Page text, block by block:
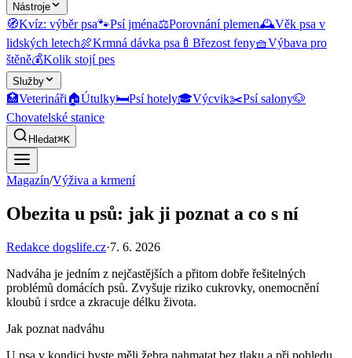
Nástroje
🧭Kvíz: výběr psa🐾Psí jména⚖️Porovnání plemen🕰️Věk psa v
lidských letech🍖Krmná dávka psa 🍼 Březost feny🧺Výbava pro
štěně💰Kolik stojí pes
Služby
🏥Veterináři🏠Útulky🛏️Psí hotely🎓Výcvik✂️Psí salony🐶
Chovatelské stanice
Hledat⌘K
Magazín/Výživa a krmení
Obezita u psů: jak ji poznat a co s ní
Redakce dogslife.cz·7. 6. 2026
Nadváha je jedním z nejčastějších a přitom dobře řešitelných
problémů domácích psů. Zvyšuje riziko cukrovky, onemocnění
kloubů i srdce a zkracuje délku života.
Jak poznat nadváhu
U psa v kondici byste měli žebra nahmatat bez tlaku a při pohledu